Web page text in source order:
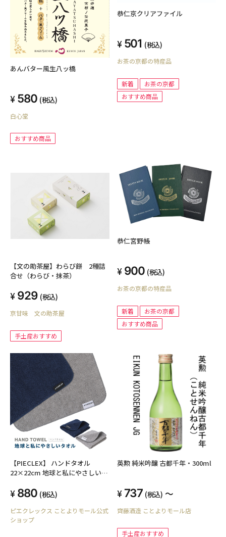
あんバター風生八ッ橋
580 (税込)
白心堂
おすすめ商品
恭仁京クリアファイル
501 (税込)
お茶の京都の特産品
新着
お茶の京都
おすすめ商品
【文の助茶屋】わらび餅 2種詰
合せ（わらび・抹茶）
929 (税込)
京甘味 文の助茶屋
手土産おすすめ
恭仁宮野帳
900 (税込)
お茶の京都の特産品
新着
お茶の京都
おすすめ商品
【PIECLEX】 ハンドタオル
22×22cm 地球と私にやさしいタ
880 (税込)
ピエクレックス ことよりモール公式
ショップ
英勲 純米吟醸 古都千年・300ml
737 (税込) ～
齊藤酒造 ことよりモール店
手土産おすすめ